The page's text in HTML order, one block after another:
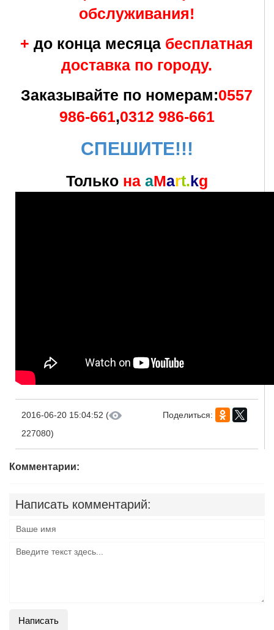
обслуживания!
+ до конца месяца бесплатная
доставка по городу.
Заказывайте по номерам:0557
986-661,0312 986-661
СПЕШИТЕ!!!
Толькона aMart.kg
2016-06-20 15:04:52 (
227080)
Поделиться:
Комментарии:
Написать комментарий:
Написать